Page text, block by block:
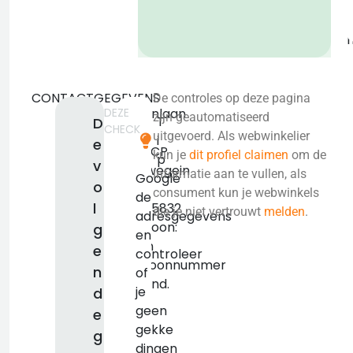
CONTACTGEGEVENS
D
e
v
o
l
g
e
n
d
e
g
Bazuinlaan
5
3438CP
Nieuwegein
KVK:
55565832
Telefoon:
Geen
telefoonnummer
bekend.
T
i
p
Google
de
adresgegevens
en
controleer
of
je
geen
gekke
dingen
DEZE
CHECK
De controles op deze pagina
zijn geautomatiseerd
uitgevoerd. Als webwinkelier
kun je dit profiel claimen om de
informatie aan te vullen, als
consument kun je webwinkels
die je niet vertrouwt melden.